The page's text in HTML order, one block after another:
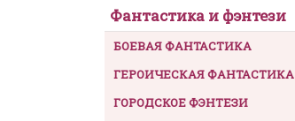
Фантастика и фэнтези
БОЕВАЯ ФАНТАСТИКА
ГЕРОИЧЕСКАЯ ФАНТАСТИКА
ГОРОДСКОЕ ФЭНТЕЗИ